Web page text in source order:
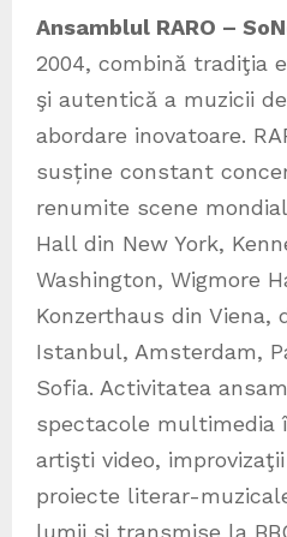
Ansamblul RARO –
2004, combină tradiţia
şi autentică a muzicii
abordare inovatoare.
susține constant
renumite scene
Hall din New York,
Washington, Wigmore
Konzerthaus din Viena,
Istanbul, Amsterdam,
Sofia. Activitatea
spectacole multimedia
artişti video,
proiecte literar-
lumii și transmise la